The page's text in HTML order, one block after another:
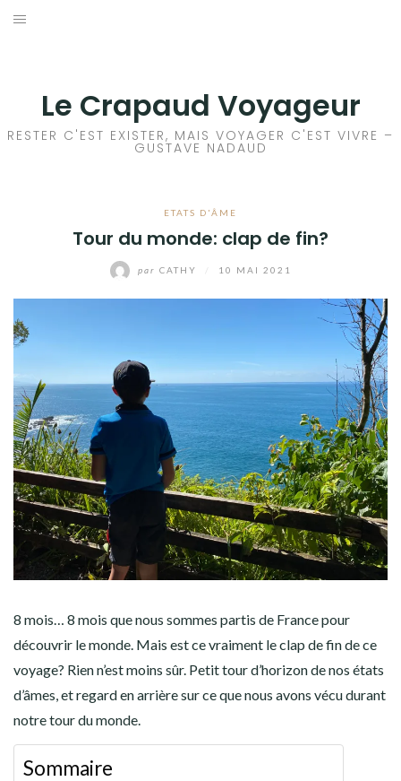
Aller
Le Crapaud Voyageur
RESTER C'EST EXISTER, MAIS VOYAGER C'EST VIVRE –
GUSTAVE NADAUD
ETATS D'ÂME
Tour du monde: clap de fin?
par CATHY 10 MAI 2021
8 mois… 8 mois que nous sommes partis de France pour
découvrir le monde. Mais est ce vraiment le clap de fin de ce
voyage? Rien n’est moins sûr. Petit tour d’horizon de nos états
d’âmes, et regard en arrière sur ce que nous avons vécu durant
notre tour du monde.
Sommaire
EUROPE
AMÉRIQUE CENTRALE
AMÉRIQUE DU SUD
TOUR DU MONDE 2020-2021
CONTACT